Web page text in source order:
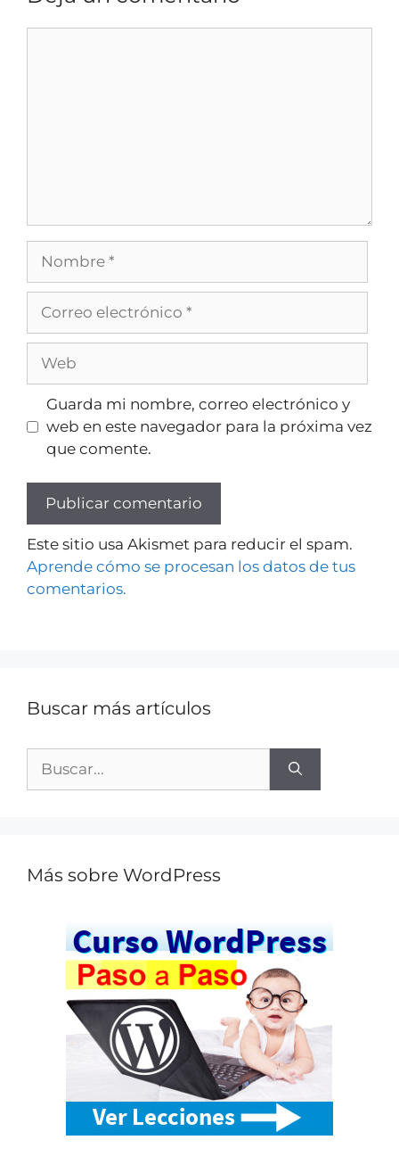
Guarda mi nombre, correo electrónico y
web en este navegador para la próxima vez
que comente.
Este sitio usa Akismet para reducir el spam.
Aprende cómo se procesan los datos de tus
comentarios.
Buscar más artículos
Más sobre WordPress